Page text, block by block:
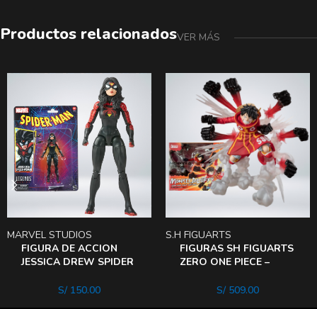
Productos relacionadosVER MÁS
FIGURA DE ACCION
JESSICA DREW SPIDER
MARVEL STUDIOS
S/150.00
FIGURAS SH FIGUARTS
ZERO ONE PIECE –
S.H FIGUARTS
S/509.00